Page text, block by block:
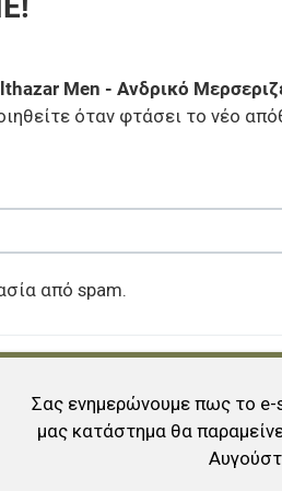
Men - Ανδρικό
όταν φτάσει το νέο
από spam.
Σας ενημερώνουμε πως το e-
μας κατάστημα θα